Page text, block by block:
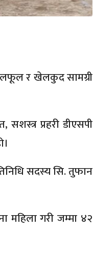
र खेलकुद सामग्री
प्रहरी डीएसपी
सदस्य सि. तुफान
महिला गरी जम्मा ४२